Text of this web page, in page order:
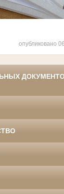
опубликовано